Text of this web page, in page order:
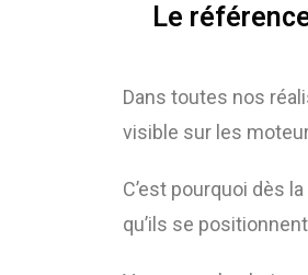
Le
Dans toutes nos
visible sur les
C’est pourquoi dès
qu’ils se